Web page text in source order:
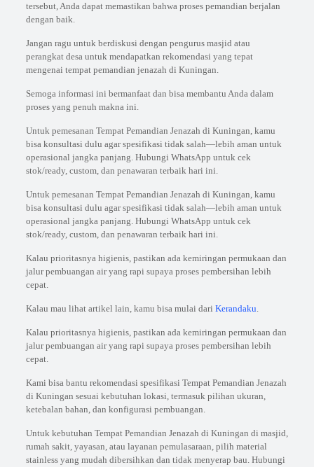
tersebut, Anda dapat memastikan bahwa proses pemandian berjalan
dengan baik.
Jangan ragu untuk berdiskusi dengan pengurus masjid atau
perangkat desa untuk mendapatkan rekomendasi yang tepat
mengenai tempat pemandian jenazah di Kuningan.
Semoga informasi ini bermanfaat dan bisa membantu Anda dalam
proses yang penuh makna ini.
Untuk pemesanan Tempat Pemandian Jenazah di Kuningan, kamu
bisa konsultasi dulu agar spesifikasi tidak salah—lebih aman untuk
operasional jangka panjang. Hubungi WhatsApp untuk cek
stok/ready, custom, dan penawaran terbaik hari ini.
Untuk pemesanan Tempat Pemandian Jenazah di Kuningan, kamu
bisa konsultasi dulu agar spesifikasi tidak salah—lebih aman untuk
operasional jangka panjang. Hubungi WhatsApp untuk cek
stok/ready, custom, dan penawaran terbaik hari ini.
Kalau prioritasnya higienis, pastikan ada kemiringan permukaan dan
jalur pembuangan air yang rapi supaya proses pembersihan lebih
cepat.
Kalau mau lihat artikel lain, kamu bisa mulai dari Kerandaku.
Kalau prioritasnya higienis, pastikan ada kemiringan permukaan dan
jalur pembuangan air yang rapi supaya proses pembersihan lebih
cepat.
Kami bisa bantu rekomendasi spesifikasi Tempat Pemandian Jenazah
di Kuningan sesuai kebutuhan lokasi, termasuk pilihan ukuran,
ketebalan bahan, dan konfigurasi pembuangan.
Untuk kebutuhan Tempat Pemandian Jenazah di Kuningan di masjid,
rumah sakit, yayasan, atau layanan pemulasaraan, pilih material
stainless yang mudah dibersihkan dan tidak menyerap bau. Hubungi